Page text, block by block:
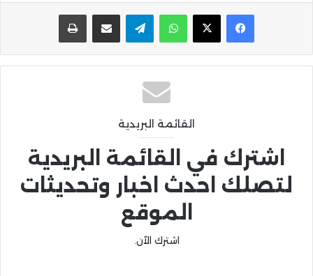
واتساب تيلقرام مشاركة عبر البريد
القائمة البريدية
اشترك في القائمة البريدية
لتصلك احدث اخبار وتحديثات
الموقع
اشترك الآن.